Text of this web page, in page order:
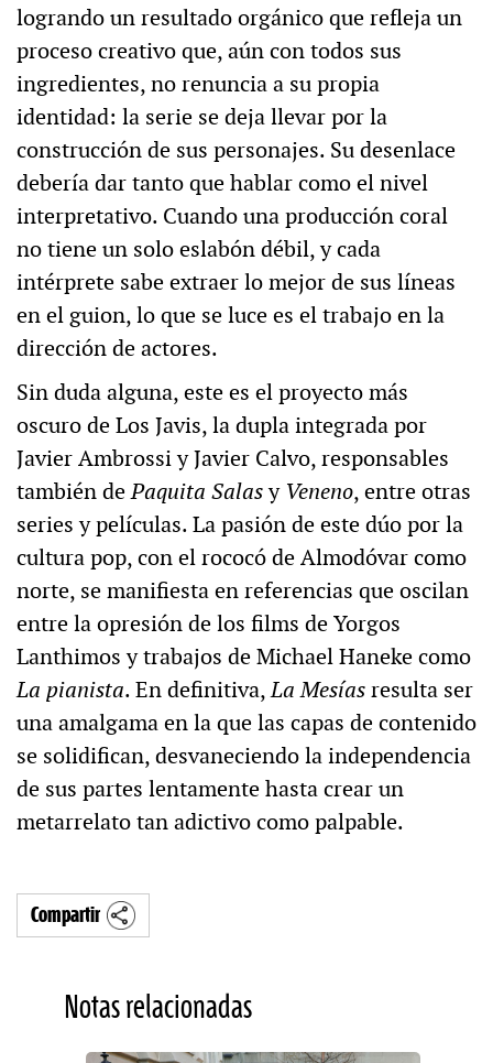
logrando un resultado orgánico que refleja un
proceso creativo que, aún con todos sus
ingredientes, no renuncia a su propia
identidad: la serie se deja llevar por la
construcción de sus personajes. Su desenlace
debería dar tanto que hablar como el nivel
interpretativo. Cuando una producción coral
no tiene un solo eslabón débil, y cada
intérprete sabe extraer lo mejor de sus líneas
en el guion, lo que se luce es el trabajo en la
dirección de actores.
Sin duda alguna, este es el proyecto más
oscuro de Los Javis, la dupla integrada por
Javier Ambrossi y Javier Calvo, responsables
también dePaquita Salasy Veneno, entre otras
series y películas. La pasión de este dúo por la
cultura pop, con el rococó de Almodóvar como
norte, se manifiesta en referencias que oscilan
entre la opresión de los films de Yorgos
Lanthimos y trabajos de Michael Haneke como
La pianista. En definitiva,La Mesíasresulta ser
una amalgama en la que las capas de contenido
se solidifican, desvaneciendo la independencia
de sus partes lentamente hasta crear un
metarrelato tan adictivo como palpable.
Compartir
Notas relacionadas